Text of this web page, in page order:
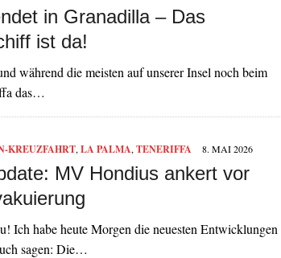
in Granadilla – Das
ist da!
während die meisten auf unserer Insel noch beim
das…
KREUZFAHRT, LA PALMA, TENERIFFA 8. MAI 2026
MV Hondius ankert vor
Ich habe heute Morgen die neuesten Entwicklungen
sagen: Die…